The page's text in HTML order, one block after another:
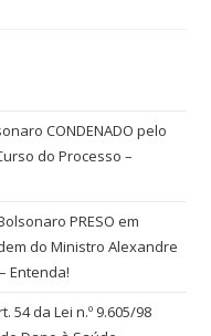
CONDENADO pelo
do Processo –
PRESO em
do Ministro Alexandre
Entenda!
54 da Lei n.º 9.605/98